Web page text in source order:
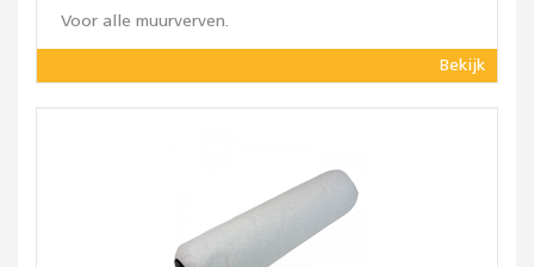
Voor alle muurverven.
Bekijk